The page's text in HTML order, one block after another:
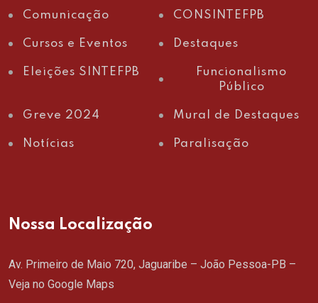
Comunicação CONSINTEFPB
Cursos e Eventos Destaques
Eleições SINTEFPB
Funcionalismo
Público
Greve 2024 Mural de Destaques
Notícias Paralisação
Nossa Localização
Av. Primeiro de Maio 720, Jaguaribe – João Pessoa-PB –
Veja no Google Maps